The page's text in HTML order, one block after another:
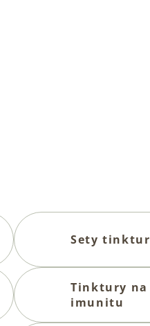
Sety tinktur
Tinktury na
imunitu